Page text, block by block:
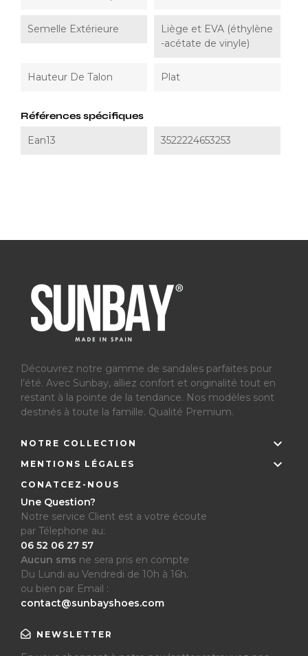
Semelle Extérieure
Liège et EVA (éthylène
-acétate de vinyle)
Hauteur De Talon Plat
Références spécifiques
Ean13 3522224653253
Découvrez notre gamme de sandales parfaites pour
l’été. Avec Sunbay, alliez confort et originalité tout en
restant à la pointe de la tendance. Nos modèles sont
destinés à toute la famille. Qualité Premium.
NOTRE COLLECTION 
MENTIONS LÉGALES 
CONATCEZ-NOUS
Une Question?
Notre service Client est a votre écoute
par Télephone au:
06 52 06 27 57
Aucun sms ne sera pris en compte
Du Lundi au Vendredi de 10h à 16h.
ou bien par Email :
contact@sunbayshoes.com
NEWSLETTER